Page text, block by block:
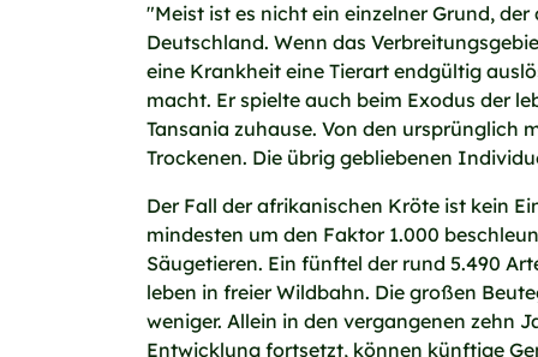
"Meist ist es nicht ein einzelner Grund,
Deutschland. Wenn das
eine Krankheit eine Tierart endgültig
macht. Er spielte auch beim Exodus der
Tansania zuhause. Von den ursprünglich
Trockenen. Die übrig gebliebenen
Der Fall der afrikanischen Kröte ist kein
mindesten um den Faktor 1.000
Säugetieren. Ein fünftel der rund 5.490
leben in freier Wildbahn. Die großen
weniger. Allein in den vergangenen zehn
Entwicklung fortsetzt, können künftige